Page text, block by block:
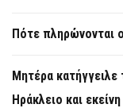
Πότε πληρώνονται
Μητέρα κατήγγειλε
Ηράκλειο και